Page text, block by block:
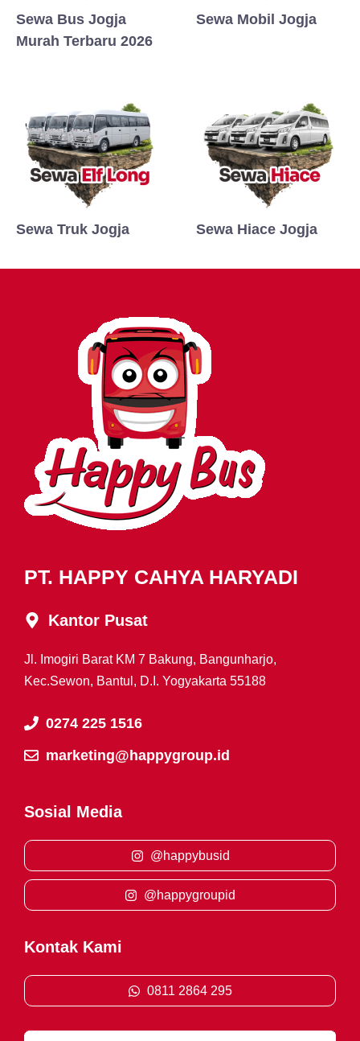
Sewa Bus Jogja
Murah Terbaru 2026
Sewa Mobil Jogja
Sewa Truk Jogja Sewa Hiace Jogja
PT. HAPPY CAHYA HARYADI
Kantor Pusat
Jl. Imogiri Barat KM 7 Bakung, Bangunharjo,
Kec.Sewon, Bantul, D.I. Yogyakarta 55188
0274 225 1516
marketing@happygroup.id
Sosial Media
@happybusid
@happygroupid
Kontak Kami
0811 2864 295